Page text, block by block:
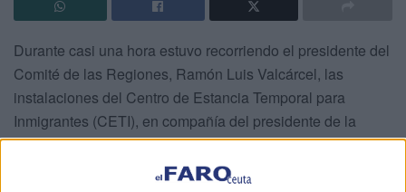
Durante casi una hora estuvo recorriendo el presidente del
Comité de las Regiones, Ramón Luis Valcárcel, las
instalaciones del Centro de Estancia Temporal para
Inmigrantes (CETI), en compañía del presidente de la
Ciudad, Juan Vivas y del delegado del Gobierno,
Francisco Antonio González Pérez.